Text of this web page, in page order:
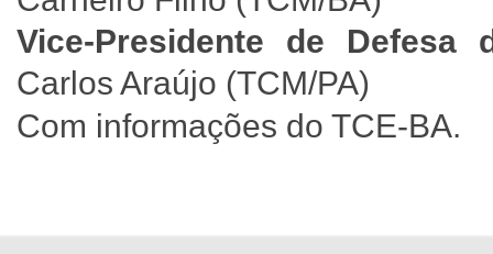
Vice-Presidente de Defesa
Carlos Araújo (TCM/PA)
Com informações do TCE-BA.